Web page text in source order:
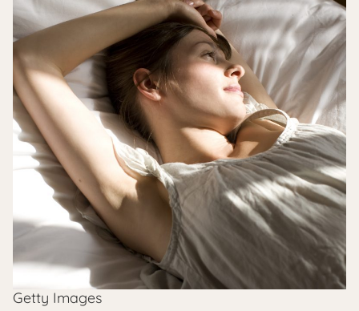
Getty Images